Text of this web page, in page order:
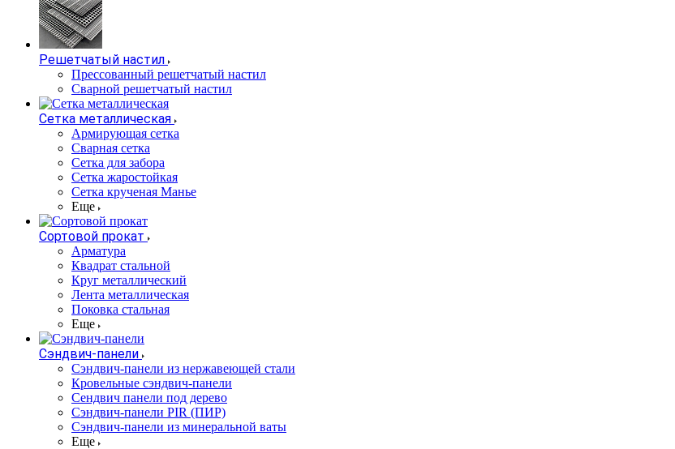
Решетчатый настил
Прессованный решетчатый настил
Сварной решетчатый настил
Сетка металлическая
Армирующая сетка
Сварная сетка
Сетка для забора
Сетка жаростойкая
Сетка крученая Манье
Еще
Сортовой прокат
Арматура
Квадрат стальной
Круг металлический
Лента металлическая
Поковка стальная
Еще
Сэндвич-панели
Cэндвич-панели из нержавеющей стали
Кровельные сэндвич-панели
Сендвич панели под дерево
Сэндвич-панели PIR (ПИР)
Сэндвич-панели из минеральной ваты
Еще